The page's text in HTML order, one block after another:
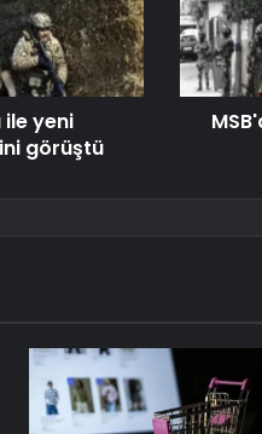
yeni
görüştü